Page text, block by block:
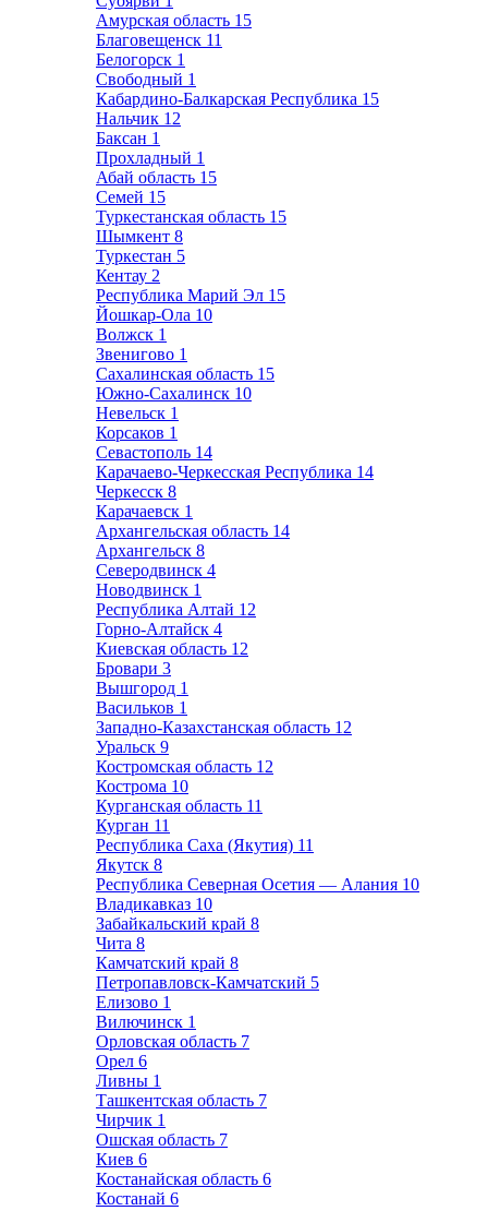
Амурская область 15
Благовещенск 11
Белогорск 1
Свободный 1
Кабардино-Балкарская Республика 15
Нальчик 12
Баксан 1
Прохладный 1
Абай область 15
Семей 15
Туркестанская область 15
Шымкент 8
Туркестан 5
Кентау 2
Республика Марий Эл 15
Йошкар-Ола 10
Волжск 1
Звенигово 1
Сахалинская область 15
Южно-Сахалинск 10
Невельск 1
Корсаков 1
Севастополь 14
Карачаево-Черкесская Республика 14
Черкесск 8
Карачаевск 1
Архангельская область 14
Архангельск 8
Северодвинск 4
Новодвинск 1
Республика Алтай 12
Горно-Алтайск 4
Киевская область 12
Бровари 3
Вышгород 1
Васильков 1
Западно-Казахстанская область 12
Уральск 9
Костромская область 12
Кострома 10
Курганская область 11
Курган 11
Республика Саха (Якутия) 11
Якутск 8
Республика Северная Осетия — Алания 10
Владикавказ 10
Забайкальский край 8
Чита 8
Камчатский край 8
Петропавловск-Камчатский 5
Елизово 1
Вилючинск 1
Орловская область 7
Орел 6
Ливны 1
Ташкентская область 7
Чирчик 1
Ошская область 7
Киев 6
Костанайская область 6
Костанай 6